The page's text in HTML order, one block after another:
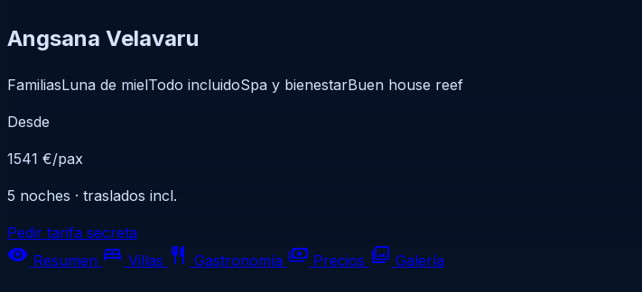
Angsana Velavaru
FamiliasLuna de mielTodo incluidoSpa y bienestarBuen house reef
Desde
1541 €/pax
5 noches · traslados incl.
Pedir tarifa secreta
visibility Resumen bed Villas restaurant Gastronomía payments Precios photo_library Galería